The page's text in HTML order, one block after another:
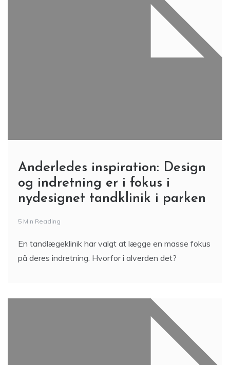
Anderledes inspiration: Design
og indretning er i fokus i
nydesignet tandklinik i parken
5 Min Reading
En tandlægeklinik har valgt at lægge en masse fokus
på deres indretning. Hvorfor i alverden det?